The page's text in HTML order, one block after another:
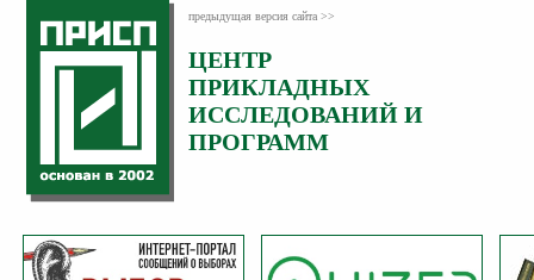
предыдущая версия сайта >>
ЦЕНТР
ПРИКЛАДНЫХ
ИССЛЕДОВАНИЙ И
ПРОГРАММ
Категория:
Комментарии